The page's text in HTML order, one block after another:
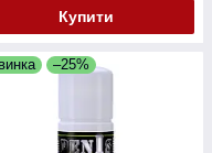
Купити
–25%